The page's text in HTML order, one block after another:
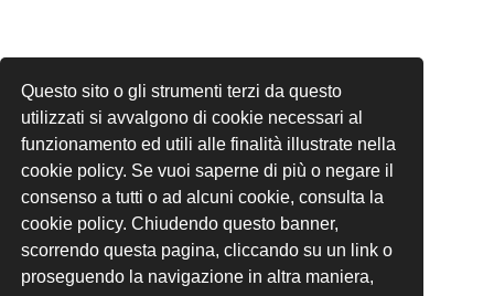
Questo sito o gli strumenti terzi da questo
utilizzati si avvalgono di cookie necessari al
funzionamento ed utili alle finalità illustrate nella
cookie policy. Se vuoi saperne di più o negare il
consenso a tutti o ad alcuni cookie, consulta la
cookie policy. Chiudendo questo banner,
scorrendo questa pagina, cliccando su un link o
proseguendo la navigazione in altra maniera,